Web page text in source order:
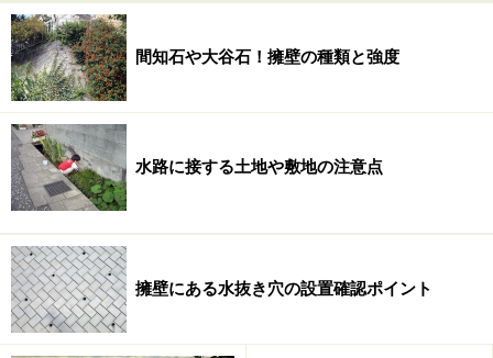
あらかじめ説明内容の概略を理解しておくことにより、
実際に説明を受けるときの緊張を少しでも和らげること
ができるでしょう。
間知石や大谷石！擁壁の種類と強度
水路に接する土地や敷地の注意点
擁壁にある水抜き穴の設置確認ポイント